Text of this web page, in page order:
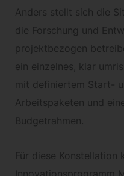
Anders stellt sich die
die Forschung und
projektbezogen
ein einzelnes, klar
mit definiertem Start-
Arbeitspaketen und
Budgetrahmen.
Für diese Konstellation